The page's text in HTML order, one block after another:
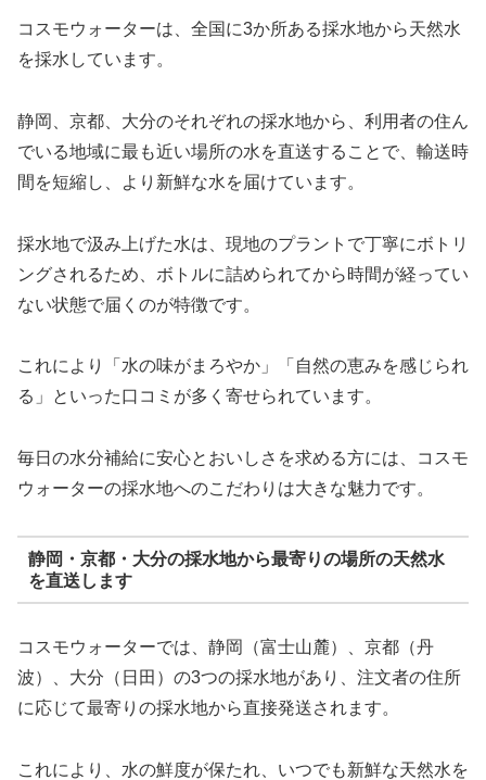
コスモウォーターは、全国に3か所ある採水地から天然水
を採水しています。
静岡、京都、大分のそれぞれの採水地から、利用者の住ん
でいる地域に最も近い場所の水を直送することで、輸送時
間を短縮し、より新鮮な水を届けています。
採水地で汲み上げた水は、現地のプラントで丁寧にボトリ
ングされるため、ボトルに詰められてから時間が経ってい
ない状態で届くのが特徴です。
これにより「水の味がまろやか」「自然の恵みを感じられ
る」といった口コミが多く寄せられています。
毎日の水分補給に安心とおいしさを求める方には、コスモ
ウォーターの採水地へのこだわりは大きな魅力です。
静岡・京都・大分の採水地から最寄りの場所の天然水
を直送します
コスモウォーターでは、静岡（富士山麓）、京都（丹
波）、大分（日田）の3つの採水地があり、注文者の住所
に応じて最寄りの採水地から直接発送されます。
これにより、水の鮮度が保たれ、いつでも新鮮な天然水を